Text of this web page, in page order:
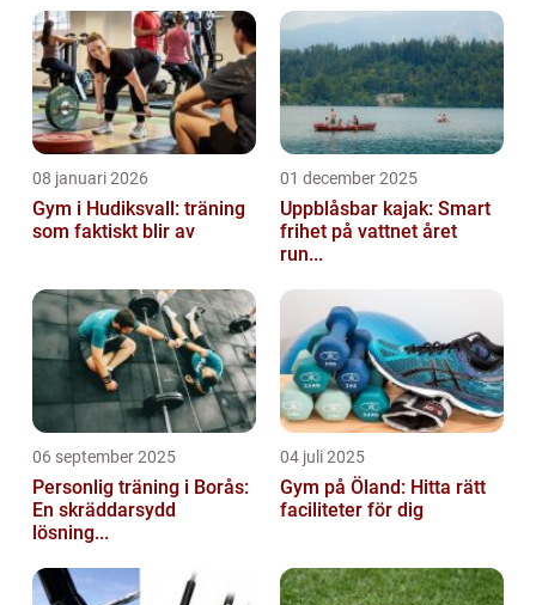
en djupgående insikt i vad ”Resultat OS
2022R...
08 januari 2026
Gym i Hudiksvall: träning
som faktiskt blir av
01 december 2025
Uppblåsbar kajak: Smart
frihet på vattnet året
run...
06 september 2025
Personlig träning i Borås:
En skräddarsydd
lösning...
04 juli 2025
Gym på Öland: Hitta rätt
faciliteter för dig